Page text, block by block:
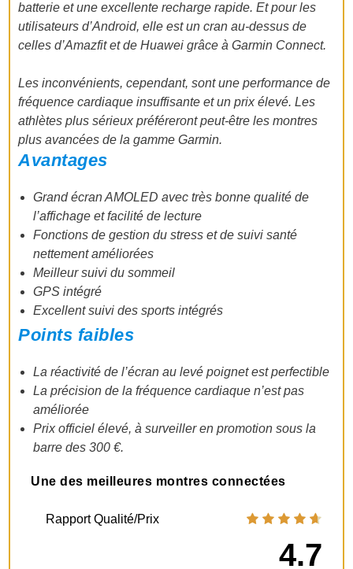
batterie et une excellente recharge rapide. Et pour les
utilisateurs d’Android, elle est un cran au-dessus de
celles d’Amazfit et de Huawei grâce à Garmin Connect.
Les inconvénients, cependant, sont une performance de
fréquence cardiaque insuffisante et un prix élevé. Les
athlètes plus sérieux préféreront peut-être les montres
plus avancées de la gamme Garmin.
Avantages
Grand écran AMOLED avec très bonne qualité de
l’affichage et facilité de lecture
Fonctions de gestion du stress et de suivi santé
nettement améliorées
Meilleur suivi du sommeil
GPS intégré
Excellent suivi des sports intégrés
Points faibles
La réactivité de l’écran au levé poignet est perfectible
La précision de la fréquence cardiaque n’est pas
améliorée
Prix officiel élevé, à surveiller en promotion sous la
barre des 300 €.
Une des meilleures montres connectées
Rapport Qualité/Prix
4.7